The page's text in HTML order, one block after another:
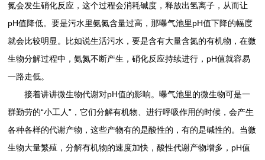
氮会发生硝化反应，这个过程会消耗碱度，释放出氢离子，从而让
pH值降低。要是污水里氨氮含量过高，那曝气池里pH值下降的幅度
就会比较明显。比如说生活污水，要是含有大量含氮的有机物，在微
生物分解过程中，氨氮不断产生，硝化反应持续进行，pH值就容易
一路走低。
接着讲讲微生物代谢对pH值的影响。曝气池里的微生物可是一
群勤劳的“小工人”，它们分解有机物、进行呼吸作用的时候，会产生
各种各样的代谢产物，这些产物有的是酸性的，有的是碱性的。当微
生物大量繁殖，分解有机物的速度加快，酸性代谢产物增多，pH值